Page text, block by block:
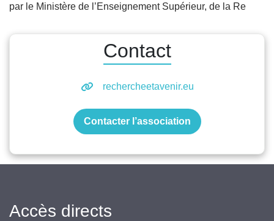
par le Ministère de l’Enseignement Supérieur, de la Re
Contact
rechercheetavenir.eu
Contacter l’association
Accès directs